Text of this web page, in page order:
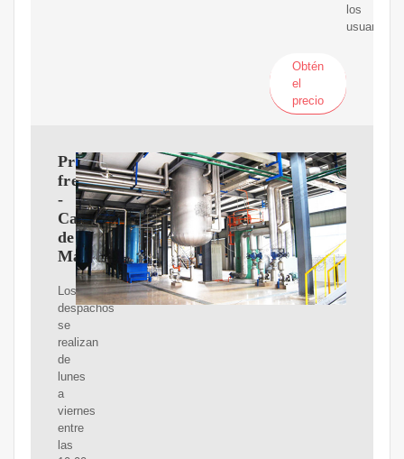
los
usuarios.
Obtén
el
precio
Preguntas
frecuentes
-
Carrito
de
Maya
Los
despachos
se
realizan
de
lunes
a
viernes
entre
las